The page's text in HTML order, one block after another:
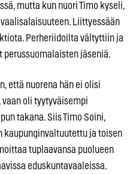
mutta kun nuori Timo kyseli,
Liittyessään
Perheriidoilta vältyttiin ja
perussuomalaisten jäseniä.
että nuorena hän ei olisi
oli tyytyväisempi
takana. Siis Timo Soini,
kaupunginvaltuutettu ja toisen
tuplaavansa puolueen
eduskuntavaaleissa.